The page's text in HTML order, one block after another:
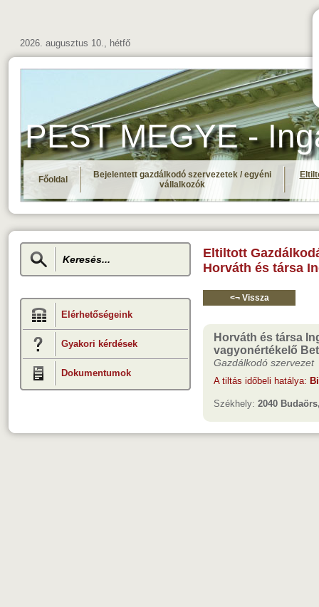
2026. augusztus 10., hétfő
PEST MEGYE -
Főoldal
Bejelentett gazdálkodó szervezetek / egyéni
vállalkozók
Elérhetőségeink
Gyakori kérdések
Dokumentumok
Eltiltott
Horváth és társa
<¬ Vissza
Horváth és társa
vagyonértékelő
Gazdálkodó szervezet
A tiltás időbeli hatálya:
Székhely: 2040